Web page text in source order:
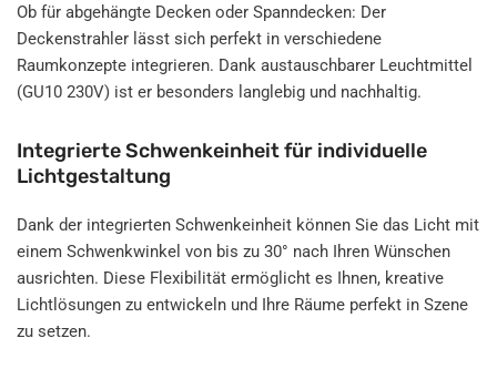
Ob für abgehängte Decken oder Spanndecken: Der
Deckenstrahler lässt sich perfekt in verschiedene
Raumkonzepte integrieren. Dank austauschbarer Leuchtmittel
(GU10 230V) ist er besonders langlebig und nachhaltig.
Integrierte Schwenkeinheit für individuelle
Lichtgestaltung
Dank der integrierten Schwenkeinheit können Sie das Licht mit
einem Schwenkwinkel von bis zu 30° nach Ihren Wünschen
ausrichten. Diese Flexibilität ermöglicht es Ihnen, kreative
Lichtlösungen zu entwickeln und Ihre Räume perfekt in Szene
zu setzen.